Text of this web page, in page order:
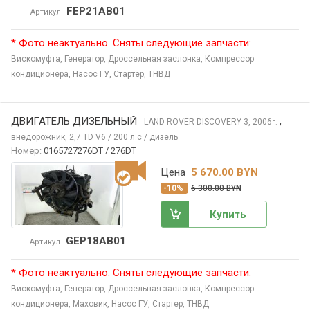
Артикул FEP21AB01
* Фото неактуально. Сняты следующие запчасти:
Вискомуфта, Генератор, Дроссельная заслонка, Компрессор
кондиционера, Насос ГУ, Стартер, ТНВД
ДВИГАТЕЛЬ ДИЗЕЛЬНЫЙ LAND ROVER DISCOVERY 3, 2006г. ,
внедорожник, 2,7 TD V6 / 200 л.с / дизель
Номер: 0165727276DT / 276DT
Артикул GEP18AB01
Цена 5 670.00 BYN
-10% 6 300.00 BYN
Купить
* Фото неактуально. Сняты следующие запчасти:
Вискомуфта, Генератор, Дроссельная заслонка, Компрессор
кондиционера, Маховик, Насос ГУ, Стартер, ТНВД